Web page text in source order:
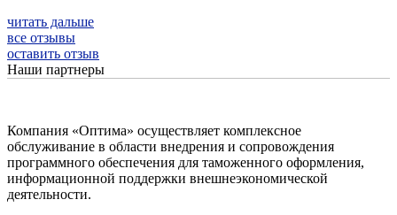
читать дальше
все отзывы
оставить отзыв
Наши партнеры
Компания «Оптима» осуществляет комплексное
обслуживание в области внедрения и сопровождения
программного обеспечения для таможенного оформления,
информационной поддержки внешнеэкономической
деятельности.